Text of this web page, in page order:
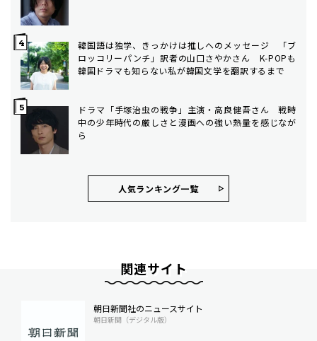
韓国語は独学、きっかけは推しへのメッセージ 「ブ
ロッコリーパンチ」訳者の山口さやかさん K-POPも
韓国ドラマも知らない私が韓国文学を翻訳するまで
ドラマ「手塚治虫の戦争」主演・高良健吾さん 戦時
中の少年時代の厳しさと漫画への強い熱量を感じなが
ら
人気ランキング⼀覧
関連サイト
朝日新聞社のニュースサイト
朝日新聞（デジタル版）